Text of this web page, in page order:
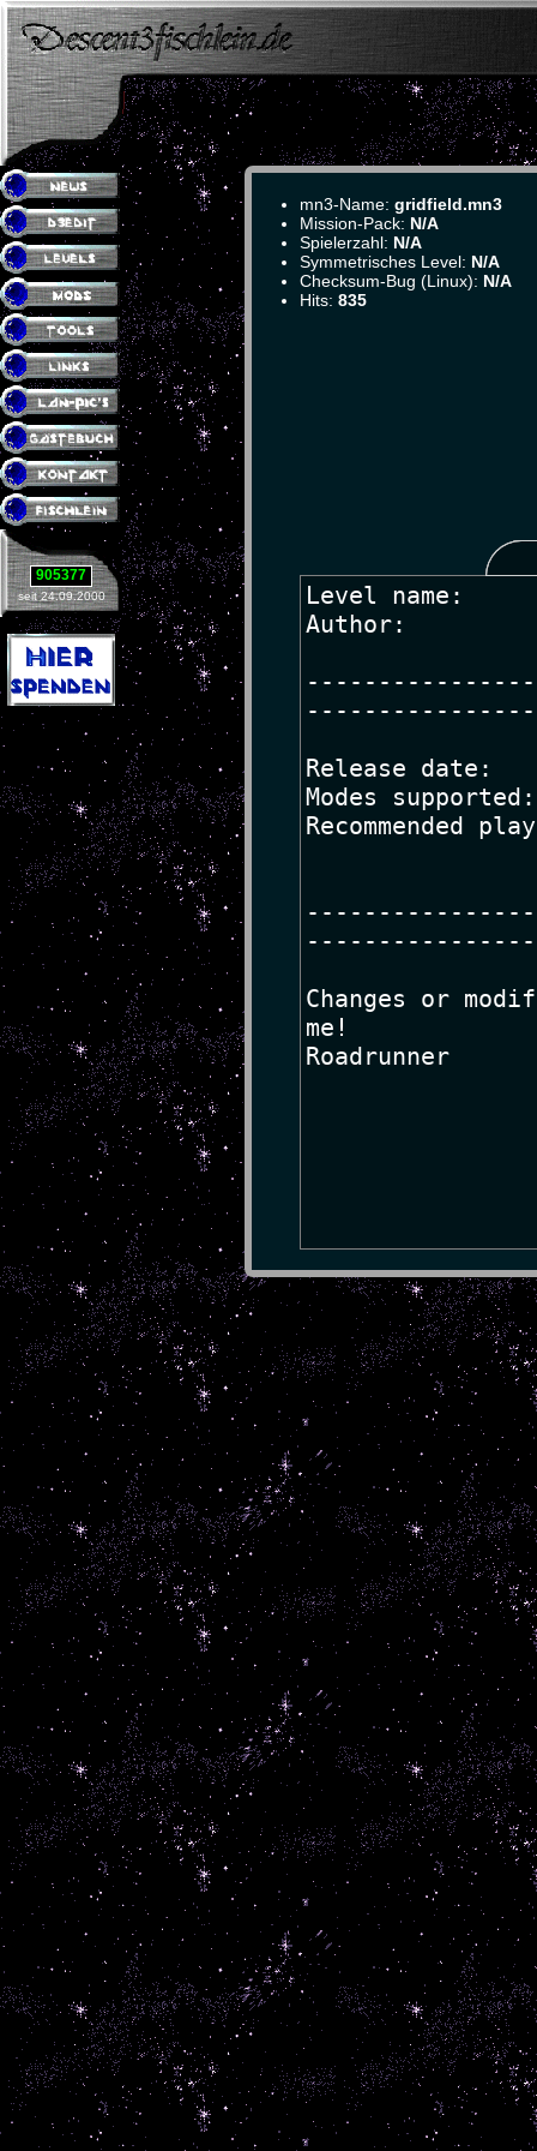
905377
seit 24.09.2000
mn3-Name: gridfield.mn3
Mission-Pack: N/A
Spielerzahl: N/A
Symmetrisches Level: N/A
Checksum-Bug (Linux): N/A
Hits: 835